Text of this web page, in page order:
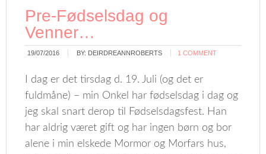
Pre-Fødselsdag og
Venner…
19/07/2016 BY: DEIRDREANNROBERTS 1 COMMENT
I dag er det tirsdag d. 19. Juli (og det er
fuldmåne) – min Onkel har fødselsdag i dag og
jeg skal snart derop til Fødselsdagsfest. Han
har aldrig været gift og har ingen børn og bor
alene i min elskede Mormor og Morfars hus,